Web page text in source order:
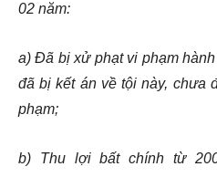
02 năm:
a) Đã bị xử phạt vi phạm
đã bị kết án về tội này, chưa
phạm;
b) Thu lợi bất chính từ